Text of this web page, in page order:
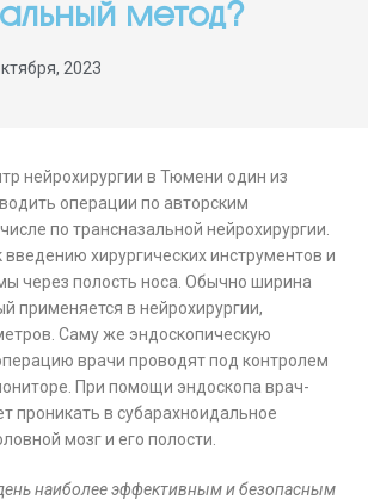
метод?
2023
нейрохирургии в Тюмени один из
операции по авторским
по трансназальной нейрохирургии.
введению хирургических инструментов и
через полость носа. Обычно ширина
применяется в нейрохирургии,
Саму же эндоскопическую
врачи проводят под контролем
При помощи эндоскопа врач-
проникать в субарахноидальное
мозг и его полости.
наиболее эффективным и безопасным